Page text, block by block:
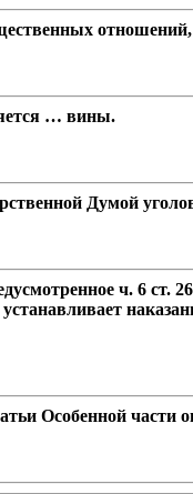
… вины.
Думой
ч. 6 ст.
Особенной части